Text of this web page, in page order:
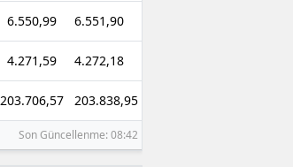
6.550,99 6.551,90
4.271,59 4.272,18
203.706,57 203.838,95
Son Güncellenme: 08:42